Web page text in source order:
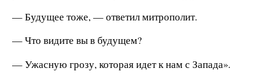
— Будущее тоже, — ответил митрополит.
— Что видите вы в будущем?
— Ужасную грозу, которая идет к нам с Запада».